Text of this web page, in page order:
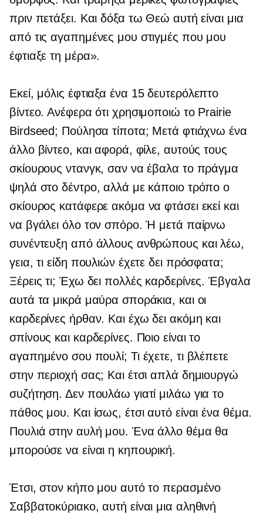
πριν πετάξει. Και δόξα τω Θεώ αυτή είναι μια
από τις αγαπημένες μου στιγμές που μου
έφτιαξε τη μέρα».
Εκεί, μόλις έφτιαξα ένα 15 δευτερόλεπτο
βίντεο. Ανέφερα ότι χρησιμοποιώ το Prairie
Birdseed; Πούλησα τίποτα; Μετά φτιάχνω ένα
άλλο βίντεο, και αφορά, φίλε, αυτούς τους
σκίουρους ντανγκ, σαν να έβαλα το πράγμα
ψηλά στο δέντρο, αλλά με κάποιο τρόπο ο
σκίουρος κατάφερε ακόμα να φτάσει εκεί και
να βγάλει όλο τον σπόρο. Ή μετά παίρνω
συνέντευξη από άλλους ανθρώπους και λέω,
γεια, τι είδη πουλιών έχετε δει πρόσφατα;
Ξέρεις τι; Έχω δει πολλές καρδερίνες. Έβγαλα
αυτά τα μικρά μαύρα σποράκια, και οι
καρδερίνες ήρθαν. Και έχω δει ακόμη και
σπίνους και καρδερίνες. Ποιο είναι το
αγαπημένο σου πουλί; Τι έχετε, τι βλέπετε
στην περιοχή σας; Και έτσι απλά δημιουργώ
συζήτηση. Δεν πουλάω γιατί μιλάω για το
πάθος μου. Και ίσως, έτσι αυτό είναι ένα θέμα.
Πουλιά στην αυλή μου. Ένα άλλο θέμα θα
μπορούσε να είναι η κηπουρική.
Έτσι, στον κήπο μου αυτό το περασμένο
Σαββατοκύριακο, αυτή είναι μια αληθινή